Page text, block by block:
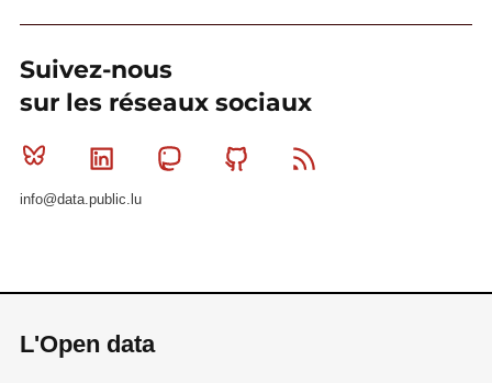
Suivez-nous
sur les réseaux sociaux
Bluesky Linkedin MastodonGithub
info@data.public.lu
L'Open data